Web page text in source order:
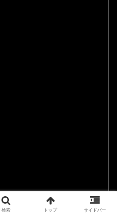
#4011
検索 トップ サイドバー